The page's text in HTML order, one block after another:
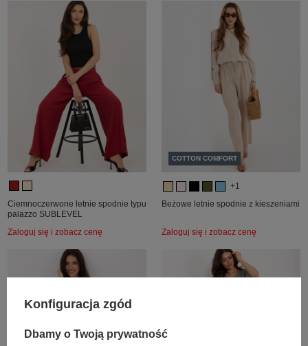
Ciemnoczerwone letnie spodnie typu
palazzo SUBLEVEL
Zaloguj się i zobacz cenę
COTTON COMFORT
+1
Beżowe letnie spodnie z kieszeniami
Zaloguj się i zobacz cenę
Konfiguracja zgód
Dbamy o Twoją prywatność